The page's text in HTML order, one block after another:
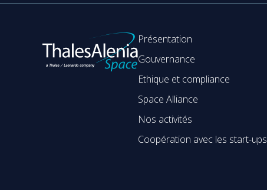
Présentation
Gouvernance
Ethique et compliance
Space Alliance
Nos activités
Coopération avec les start-ups